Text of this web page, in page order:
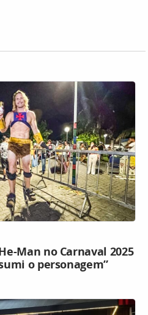
Man no Carnaval 2025
o personagem”